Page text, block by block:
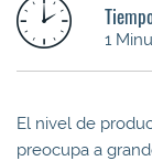
1
El nivel de
preocupa a